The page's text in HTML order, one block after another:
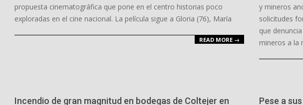
propuesta cinematográfica que pone en el centro historias poco
exploradas en el cine nacional. La película sigue a Gloria (76), María
READ MORE →
y mineros
solicitudes
que
mineros a la
Incendio de gran magnitud en bodegas de Coltejer en
Pese a